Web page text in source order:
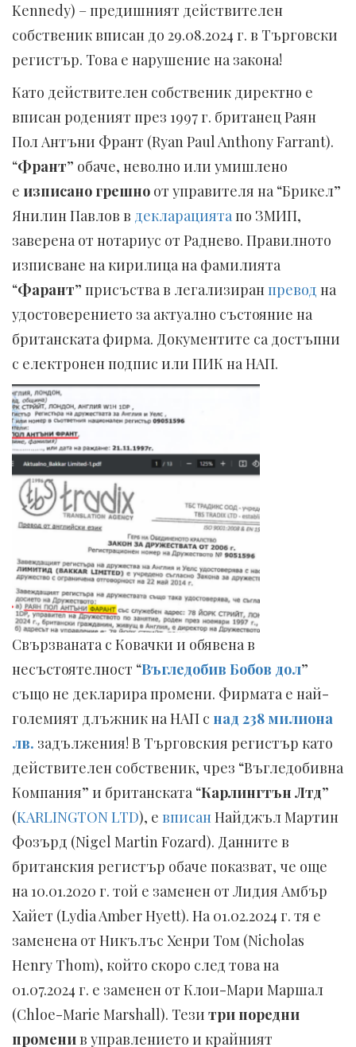
Kennedy) – предишният действителен
собственик вписан до 29.08.2024 г. в Търговски
регистър. Това е нарушение на закона!
Като действителен собственик директно е
вписан роденият през 1997 г. британец Раян
Пол Антъни Франт (Ryan Paul Anthony Farrant).
“Франт” обаче, неволно или умишлено
е изписано грешно от управителя на “Брикел”
Янилин Павлов в декларациятапо ЗМИП,
заверена от нотариус от Раднево. Правилното
изписване на кирилица на фамилията
“Фарант” присъства в легализиранпревод на
удостоверението за актуално състояние на
британската фирма. Документите са достъпни
с електронен подпис или ПИК на НАП.
Свързваната с Ковачки и обявена в
несъстоятелност “Въгледобив Бобов дол”
също не декларира промени. Фирмата е най-
големият длъжник на НАП с над 238 милиона
лв. задължения! В Търговския регистър като
действителен собственик, чрез “Въгледобивна
Компания” и британската “Карлингтън Лтд”
(KARLINGTON LTD), е вписанНайджъл Мартин
Фозърд (Nigel Martin Fozard). Данните в
британския регистър обаче показват, че още
на 10.01.2020 г. той е заменен от Лидия Амбър
Хайет (Lydia Amber Hyett). На 01.02.2024 г. тя е
заменена от Никълъс Хенри Том (Nicholas
Henry Thom), който скоро след това на
01.07.2024 г. е заменен от Клои-Мари Маршал
(Chloe-Marie Marshall). Тези три поредни
променив управлението и крайният